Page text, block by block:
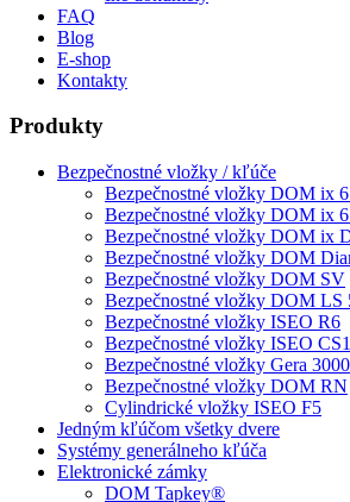
FAQ
Blog
E-shop
Kontakty
Produkty
Bezpečnostné vložky / kľúče
Bezpečnostné vložky DOM ix
Bezpečnostné vložky DOM ix 6
Bezpečnostné vložky DOM ix
Bezpečnostné vložky DOM
Bezpečnostné vložky DOM SV
Bezpečnostné vložky DOM LS
Bezpečnostné vložky ISEO R6
Bezpečnostné vložky ISEO CS1
Bezpečnostné vložky Gera 3000
Bezpečnostné vložky DOM RN
Cylindrické vložky ISEO F5
Jedným kľúčom všetky dvere
Systémy generálneho kľúča
Elektronické zámky
DOM Tapkey®